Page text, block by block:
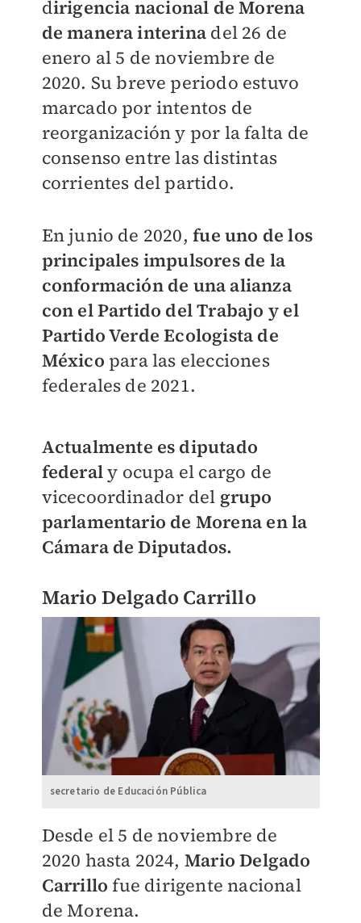
dirigencia nacional de Morena
de manera interina del 26 de
enero al 5 de noviembre de
2020. Su breve periodo estuvo
marcado por intentos de
reorganización y por la falta de
consenso entre las distintas
corrientes del partido.
En junio de 2020,fue uno de los
principales impulsores de la
conformación de una alianza
con el Partido del Trabajo y el
Partido Verde Ecologista de
México para las elecciones
federales de 2021.
Actualmente es diputado
federaly ocupa el cargo de
vicecoordinador del grupo
parlamentario de Morena en la
Cámara de Diputados.
Mario Delgado Carrillo
secretario de Educación Pública
Desde el 5 de noviembre de
2020 hasta 2024, Mario Delgado
Carrillo fue dirigente nacional
de Morena.